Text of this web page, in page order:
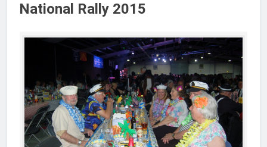
National Rally 2015